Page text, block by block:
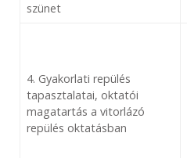
szünet
4. Gyakorlati repülés
tapasztalatai, oktatói
magatartás a vitorlázó
repülés oktatásban